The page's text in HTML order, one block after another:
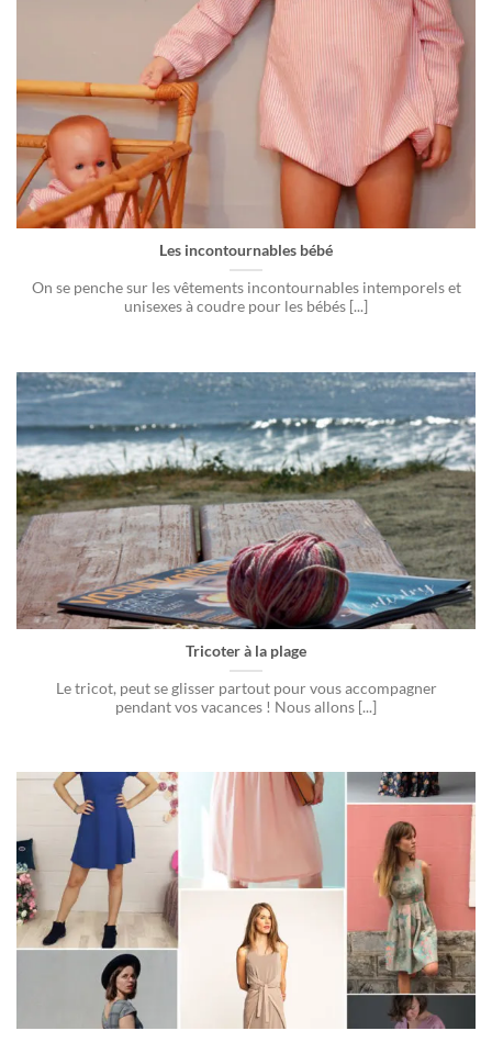
Les incontournables bébé
On se penche sur les vêtements incontournables intemporels et
unisexes à coudre pour les bébés [...]
Tricoter à la plage
Le tricot, peut se glisser partout pour vous accompagner
pendant vos vacances ! Nous allons [...]